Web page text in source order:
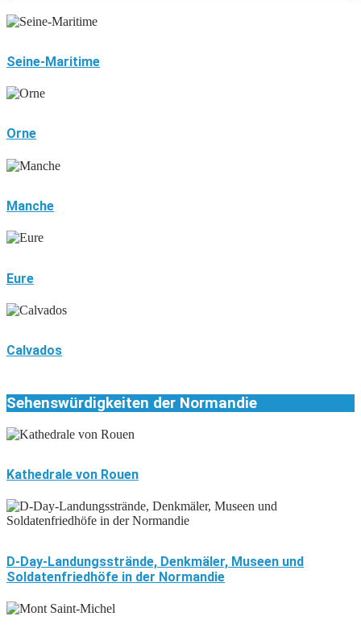
Seine-Maritime
Orne
Manche
Eure
Calvados
Sehenswürdigkeiten der Normandie
Kathedrale von Rouen
D-Day-Landungsstrände, Denkmäler, Museen und
Soldatenfriedhöfe in der Normandie